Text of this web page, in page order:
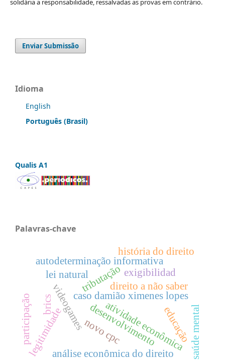
solidária a responsabilidade, ressalvadas as provas em contrário.
Enviar Submissão
Idioma
English
Português (Brasil)
Qualis A1
Palavras-chave
caso damião ximenes lopes
desenvolvimento
tributação
atividade econômica
análise econômica do direito
videogames
autodeterminação informativa
direito a não saber
legitimidade
participação novo cpc saúde mental
exigibilidad
educação
história do direito
lei natural
brics